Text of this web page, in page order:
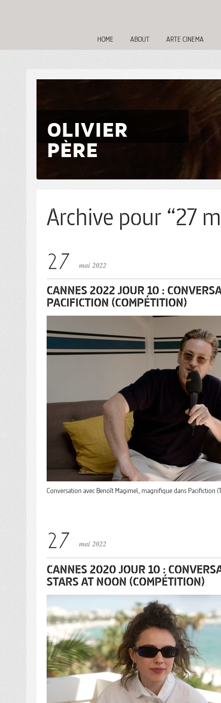
HOME ABOUT ARTE CINEMA
OLIVIER
PÈRE
Archive pour “27
mai 2022
CANNES 2022 JOUR 10 :
PACIFICTION (COMPÉTITION)
Conversation avec Benoît Magimel, magnifique dans Pacifiction
mai 2022
CANNES 2020 JOUR 10 :
STARS AT NOON (COMPÉTITION)